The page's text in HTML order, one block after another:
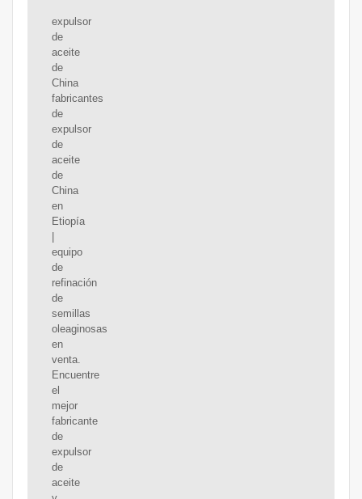
expulsor
de
aceite
de
China
fabricantes
de
expulsor
de
aceite
de
China
en
Etiopía
equipo
de
refinación
de
semillas
oleaginosas
en
venta.
Encuentre
el
mejor
fabricante
de
expulsor
de
aceite